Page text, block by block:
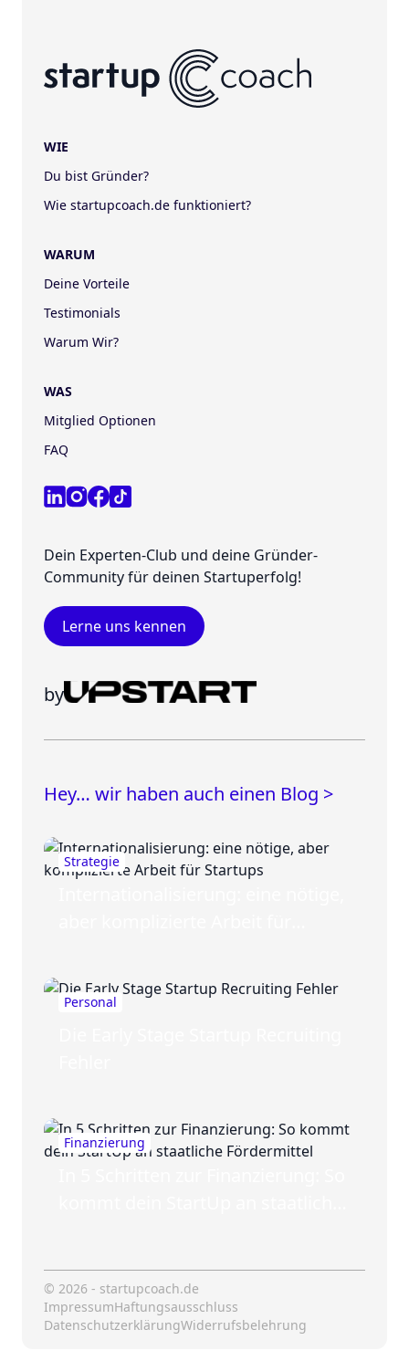
WIE
Du bist Gründer?
Wie startupcoach.de funktioniert?
WARUM
Deine Vorteile
Testimonials
Warum Wir?
WAS
Mitglied Optionen
FAQ
Dein Experten-Club und deine Gründer-
Community für deinen Startuperfolg!
Lerne uns kennen
by
Hey… wir haben auch einen Blog >
Strategie
Personal
Finanzierung
© 2026 - startupcoach.de
ImpressumHaftungsausschluss
DatenschutzerklärungWiderrufsbelehrung